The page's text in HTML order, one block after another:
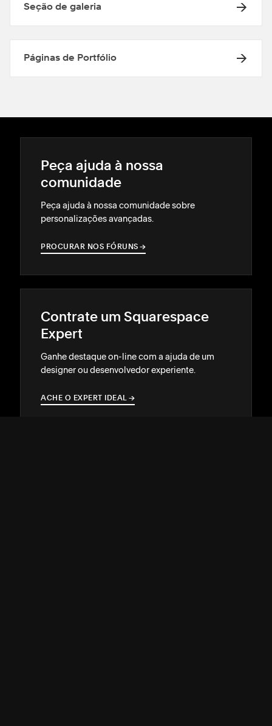
Seção de galeria
Páginas de Portfólio
Peça ajuda à nossa
comunidade
Peça ajuda à nossa comunidade sobre
personalizações avançadas.
PROCURAR NOS FÓRUNS →
→
Contrate um Squarespace
Expert
Ganhe destaque on-line com a ajuda de um
designer ou desenvolvedor experiente.
ACHE O EXPERT IDEAL →
→